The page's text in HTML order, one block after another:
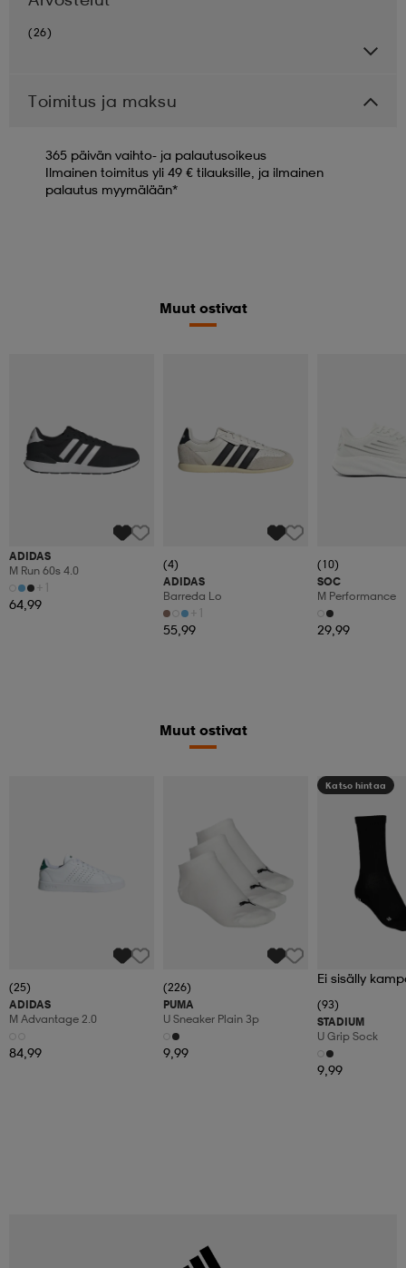
(26)
Toimitus ja maksu
365 päivän vaihto- ja palautusoikeus
Ilmainen toimitus yli 49 € tilauksille, ja ilmainen
palautus myymälään*
Muut ostivat
ADIDAS
M Run 60s 4.0
+1
64,99
(4)
ADIDAS
Barreda Lo
+1
55,99
(10)
SOC
M Performance
29,99
Muut ostivat
(25)
ADIDAS
M Advantage 2.0
84,99
(226)
PUMA
U Sneaker Plain 3p
9,99
Katso hintaa
Ei sisälly
(93)
STADIUM
U Grip Sock
9,99